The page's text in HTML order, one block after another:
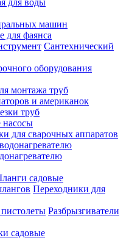
для воды
машин
для фаянса
Сантехнический
оборудования
монтажа труб
и американок
труб
насосы
для сварочных аппаратов
садовые
Переходники для
Разбрызгиватели
садовые